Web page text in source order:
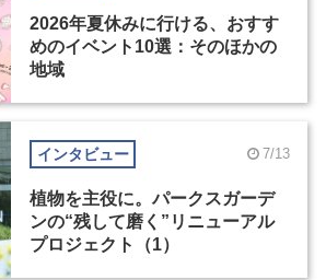
2026年夏休みに行ける、おすす
めのイベント10選：そのほかの
地域
インタビュー 7/13
植物を主役に。パークスガーデ
ンの“残して磨く”リニューアル
プロジェクト（1）